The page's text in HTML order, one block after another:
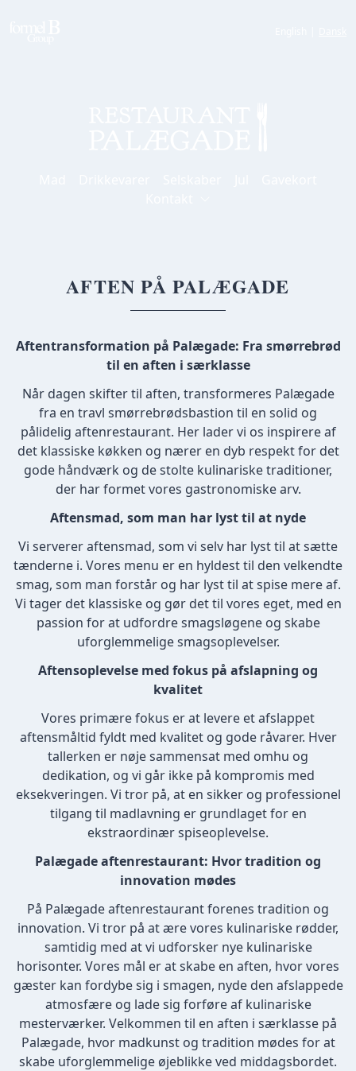
AFTEN PÅ PALÆGADE
Aftentransformation på Palægade: Fra smørrebrød
til en aften i særklasse
Når dagen skifter til aften, transformeres Palægade
fra en travl smørrebrødsbastion til en solid og
pålidelig aftenrestaurant. Her lader vi os inspirere af
det klassiske køkken og nærer en dyb respekt for det
gode håndværk og de stolte kulinariske traditioner,
der har formet vores gastronomiske arv.
Aftensmad, som man har lyst til at nyde
Vi serverer aftensmad, som vi selv har lyst til at sætte
tænderne i. Vores menu er en hyldest til den velkendte
smag, som man forstår og har lyst til at spise mere af.
Vi tager det klassiske og gør det til vores eget, med en
passion for at udfordre smagsløgene og skabe
uforglemmelige smagsoplevelser.
Aftensoplevelse med fokus på afslapning og
kvalitet
Vores primære fokus er at levere et afslappet
aftensmåltid fyldt med kvalitet og gode råvarer. Hver
tallerken er nøje sammensat med omhu og
dedikation, og vi går ikke på kompromis med
eksekveringen. Vi tror på, at en sikker og professionel
tilgang til madlavning er grundlaget for en
ekstraordinær spiseoplevelse.
Palægade aftenrestaurant: Hvor tradition og
innovation mødes
På Palægade aftenrestaurant forenes tradition og
innovation. Vi tror på at ære vores kulinariske rødder,
samtidig med at vi udforsker nye kulinariske
horisonter. Vores mål er at skabe en aften, hvor vores
gæster kan fordybe sig i smagen, nyde den afslappede
atmosfære og lade sig forføre af kulinariske
mesterværker. Velkommen til en aften i særklasse på
Palægade, hvor madkunst og tradition mødes for at
skabe uforglemmelige øjeblikke ved middagsbordet.